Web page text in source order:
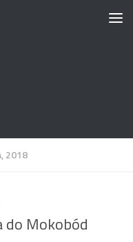
2018
do Mokobód